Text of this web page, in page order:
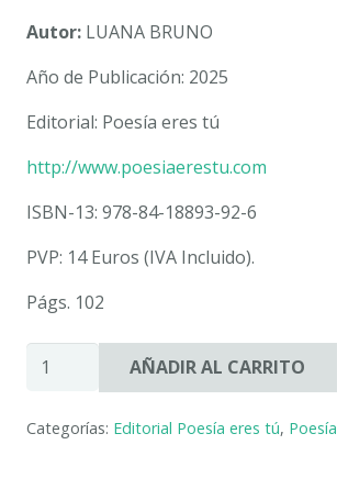
Autor: LUANA BRUNO
Año de Publicación: 2025
Editorial: Poesía eres tú
http://www.poesiaerestu.com
ISBN-13: 978-84-18893-92-6
PVP: 14 Euros (IVA Incluido).
Págs. 102
ENTRE
LA
AÑADIR AL CARRITO
Categorías: Editorial Poesía eres tú, Poesía